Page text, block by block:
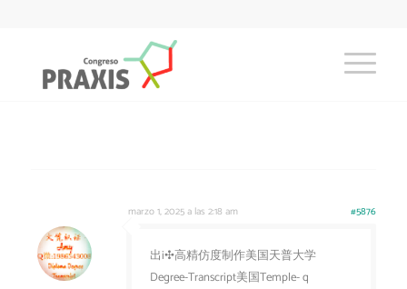
marzo 1, 2025 a las 2:18 am #5876
出i✣高精仿度制作美国天普大学
Degree-Transcript美国Temple- q